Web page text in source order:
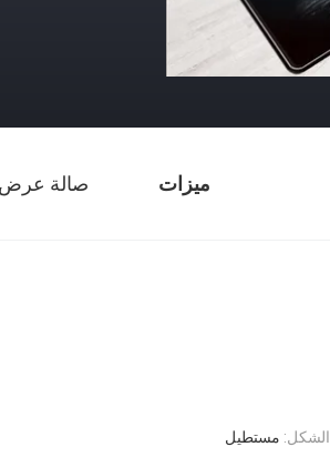
ميزات صالة عرض
الشكل: مستطيل